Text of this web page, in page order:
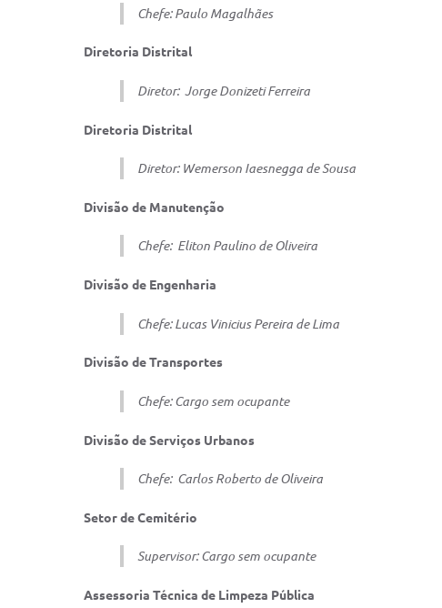
Chefe: Paulo Magalhães
Diretoria Distrital
Diretor: Jorge Donizeti Ferreira
Diretoria Distrital
Diretor: Wemerson Iaesnegga de Sousa
Divisão de Manutenção
Chefe: Eliton Paulino de Oliveira
Divisão de Engenharia
Chefe: Lucas Vinicius Pereira de Lima
Divisão de Transportes
Chefe: Cargo sem ocupante
Divisão de Serviços Urbanos
Chefe: Carlos Roberto de Oliveira
Setor de Cemitério
Supervisor: Cargo sem ocupante
Assessoria Técnica de Limpeza Pública